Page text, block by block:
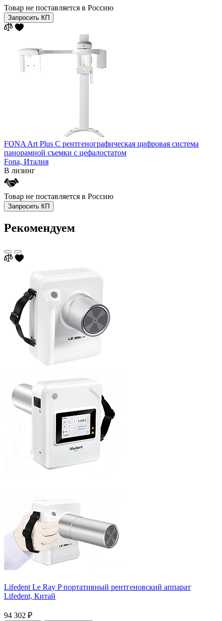
Товар не поставляется в Россию
Запросить КП
FONA Art Plus C рентгенографическая цифровая система
панорамной съемки с цефалостатом
Fona, Италия
В лизинг
Товар не поставляется в Россию
Запросить КП
Рекомендуем
Lifedent Le Ray P портативный рентгеновский аппарат
Lifedent, Китай
94 302 ₽